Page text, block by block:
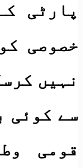
پارٹی
خصوصی
نہیں
سے کوئی
قومی